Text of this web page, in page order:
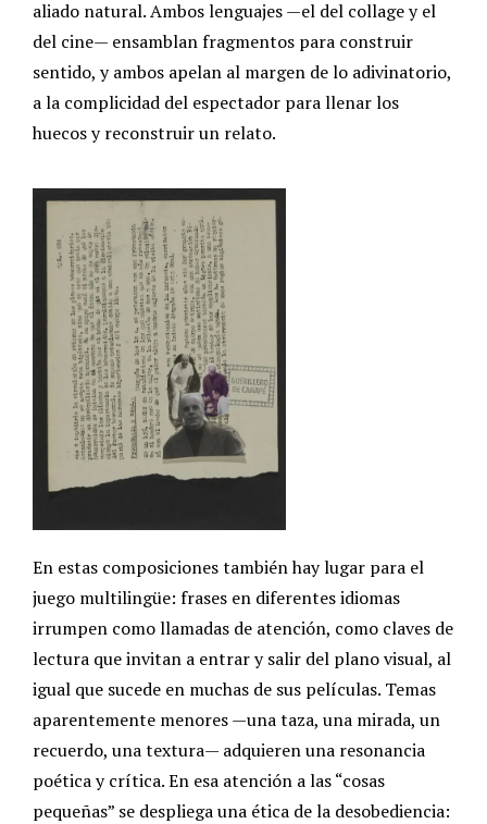
aliado natural. Ambos lenguajes —el del collage y el
del cine— ensamblan fragmentos para construir
sentido, y ambos apelan al margen de lo adivinatorio,
a la complicidad del espectador para llenar los
huecos y reconstruir un relato.
En estas composiciones también hay lugar para el
juego multilingüe: frases en diferentes idiomas
irrumpen como llamadas de atención, como claves de
lectura que invitan a entrar y salir del plano visual, al
igual que sucede en muchas de sus películas. Temas
aparentemente menores —una taza, una mirada, un
recuerdo, una textura— adquieren una resonancia
poética y crítica. En esa atención a las “cosas
pequeñas” se despliega una ética de la desobediencia: